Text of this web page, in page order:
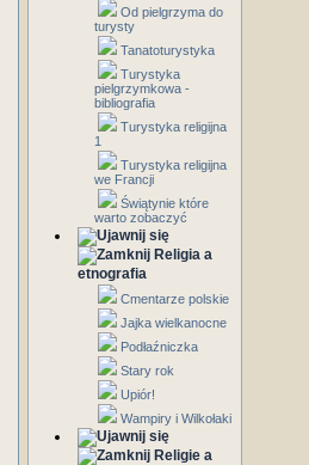
Od pielgrzyma do
turysty
Tanatoturystyka
Turystyka
pielgrzymkowa -
bibliografia
Turystyka religijna
1
Turystyka religijna
we Francji
Świątynie które
warto zobaczyć
Religia a
etnografia
Cmentarze polskie
Jajka wielkanocne
Podłaźniczka
Stary rok
Upiór!
Wampiry i Wilkołaki
Religie a